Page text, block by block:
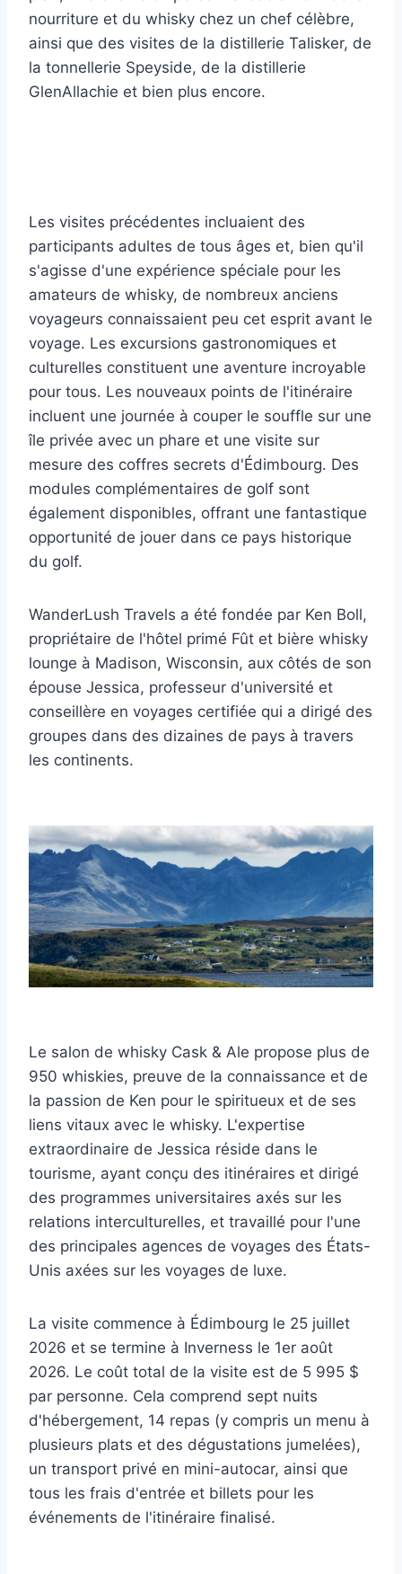
nourriture et du whisky chez un chef célèbre,
ainsi que des visites de la distillerie Talisker, de
la tonnellerie Speyside, de la distillerie
GlenAllachie et bien plus encore.
Les visites précédentes incluaient des
participants adultes de tous âges et, bien qu'il
s'agisse d'une expérience spéciale pour les
amateurs de whisky, de nombreux anciens
voyageurs connaissaient peu cet esprit avant le
voyage. Les excursions gastronomiques et
culturelles constituent une aventure incroyable
pour tous. Les nouveaux points de l'itinéraire
incluent une journée à couper le souffle sur une
île privée avec un phare et une visite sur
mesure des coffres secrets d'Édimbourg. Des
modules complémentaires de golf sont
également disponibles, offrant une fantastique
opportunité de jouer dans ce pays historique
du golf.
WanderLush Travels a été fondée par Ken Boll,
propriétaire de l'hôtel primé Fût et bière whisky
lounge à Madison, Wisconsin, aux côtés de son
épouse Jessica, professeur d'université et
conseillère en voyages certifiée qui a dirigé des
groupes dans des dizaines de pays à travers
les continents.
Le salon de whisky Cask & Ale propose plus de
950 whiskies, preuve de la connaissance et de
la passion de Ken pour le spiritueux et de ses
liens vitaux avec le whisky. L'expertise
extraordinaire de Jessica réside dans le
tourisme, ayant conçu des itinéraires et dirigé
des programmes universitaires axés sur les
relations interculturelles, et travaillé pour l'une
des principales agences de voyages des États-
Unis axées sur les voyages de luxe.
La visite commence à Édimbourg le 25 juillet
2026 et se termine à Inverness le 1er août
2026. Le coût total de la visite est de 5 995 $
par personne. Cela comprend sept nuits
d'hébergement, 14 repas (y compris un menu à
plusieurs plats et des dégustations jumelées),
un transport privé en mini-autocar, ainsi que
tous les frais d'entrée et billets pour les
événements de l'itinéraire finalisé.